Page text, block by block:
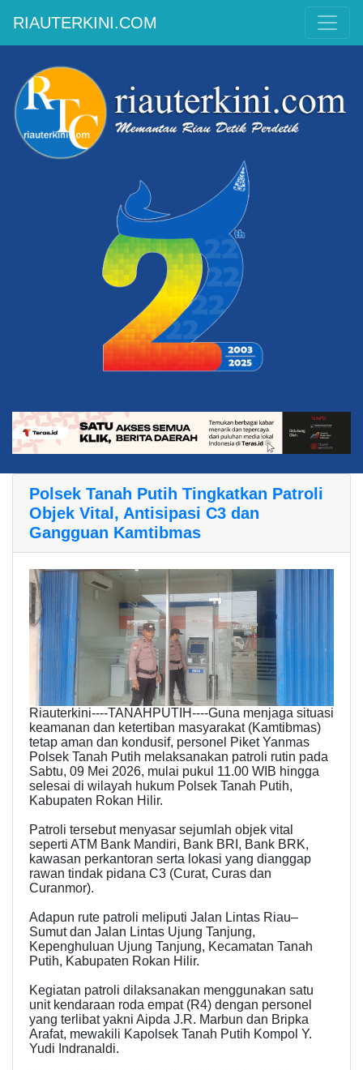
RIAUTERKINI.COM
Polsek Tanah Putih Tingkatkan Patroli
Objek Vital, Antisipasi C3 dan
Gangguan Kamtibmas
Riauterkini----TANAHPUTIH----Guna menjaga situasi
keamanan dan ketertiban masyarakat (Kamtibmas)
tetap aman dan kondusif, personel Piket Yanmas
Polsek Tanah Putih melaksanakan patroli rutin pada
Sabtu, 09 Mei 2026, mulai pukul 11.00 WIB hingga
selesai di wilayah hukum Polsek Tanah Putih,
Kabupaten Rokan Hilir.
Patroli tersebut menyasar sejumlah objek vital
seperti ATM Bank Mandiri, Bank BRI, Bank BRK,
kawasan perkantoran serta lokasi yang dianggap
rawan tindak pidana C3 (Curat, Curas dan
Curanmor).
Adapun rute patroli meliputi Jalan Lintas Riau–
Sumut dan Jalan Lintas Ujung Tanjung,
Kepenghuluan Ujung Tanjung, Kecamatan Tanah
Putih, Kabupaten Rokan Hilir.
Kegiatan patroli dilaksanakan menggunakan satu
unit kendaraan roda empat (R4) dengan personel
yang terlibat yakni Aipda J.R. Marbun dan Bripka
Arafat, mewakili Kapolsek Tanah Putih Kompol Y.
Yudi Indranaldi.